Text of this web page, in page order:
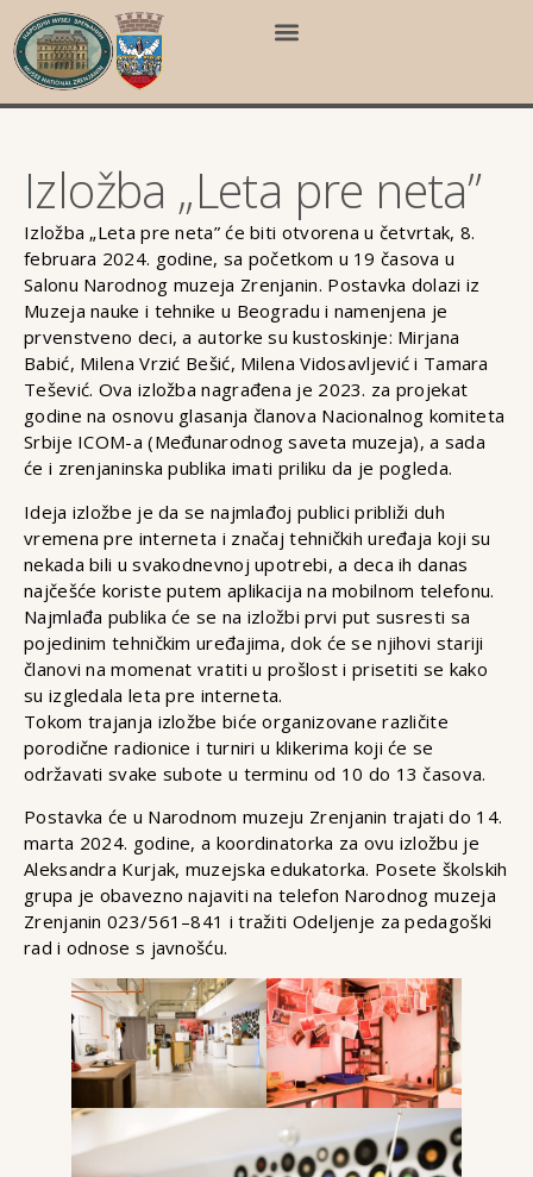
Izložba „Leta pre neta”
Izložba „Leta pre neta” će biti otvorena u četvrtak, 8.
februara 2024. godine, sa početkom u 19 časova u
Salonu Narodnog muzeja Zrenjanin. Postavka dolazi iz
Muzeja nauke i tehnike u Beogradu i namenjena je
prvenstveno deci, a autorke su kustoskinje: Mirjana
Babić, Milena Vrzić Bešić, Milena Vidosavljević i Tamara
Tešević. Ova izložba nagrađena je 2023. za projekat
godine na osnovu glasanja članova Nacionalnog komiteta
Srbije ICOM-a (Međunarodnog saveta muzeja), a sada
će i zrenjaninska publika imati priliku da je pogleda.
Ideja izložbe je da se najmlađoj publici približi duh
vremena pre interneta i značaj tehničkih uređaja koji su
nekada bili u svakodnevnoj upotrebi, a deca ih danas
najčešće koriste putem aplikacija na mobilnom telefonu.
Najmlađa publika će se na izložbi prvi put susresti sa
pojedinim tehničkim uređajima, dok će se njihovi stariji
članovi na momenat vratiti u prošlost i prisetiti se kako
su izgledala leta pre interneta.
Tokom trajanja izložbe biće organizovane različite
porodične radionice i turniri u klikerima koji će se
održavati svake subote u terminu od 10 do 13 časova.
Postavka će u Narodnom muzeju Zrenjanin trajati do 14.
marta 2024. godine, a koordinatorka za ovu izložbu je
Aleksandra Kurjak, muzejska edukatorka. Posete školskih
grupa je obavezno najaviti na telefon Narodnog muzeja
Zrenjanin 023/561–841 i tražiti Odeljenje za pedagoški
rad i odnose s javnošću.